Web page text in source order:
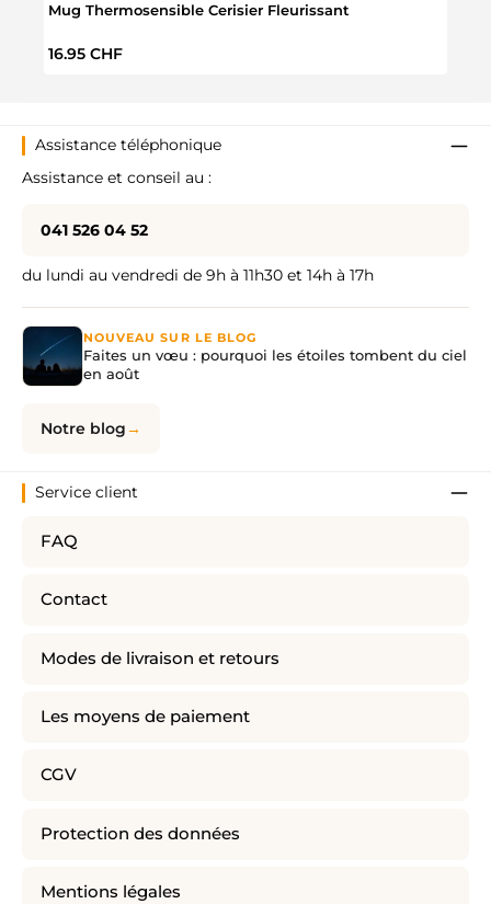
Mug Thermosensible Cerisier Fleurissant
Prix régulier :
16.95 CHF
Assistance téléphonique
Assistance et conseil au :
041 526 04 52
du lundi au vendredi de 9h à 11h30 et 14h à 17h
NOUVEAU SUR LE BLOG
Faites un vœu : pourquoi les étoiles tombent du ciel
en août
Notre blog
Service client
FAQ
Contact
Modes de livraison et retours
Les moyens de paiement
CGV
Protection des données
Mentions légales